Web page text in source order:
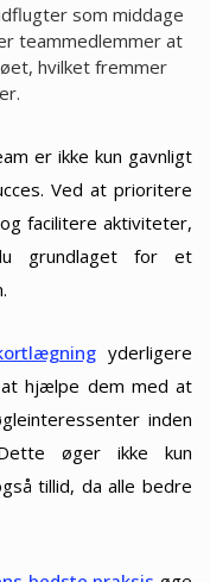
som middage
teammedlemmer at
hvilket fremmer
er ikke kun gavnligt
Ved at prioritere
facilitere aktiviteter,
grundlaget for et
yderligere
hjælpe dem med at
inden
øger ikke kun
tillid, da alle bedre